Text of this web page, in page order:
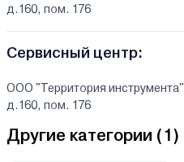
д.160, пом. 176
Сервисный центр:
ООО "Территория
д.160, пом. 176
Другие категории (1 )